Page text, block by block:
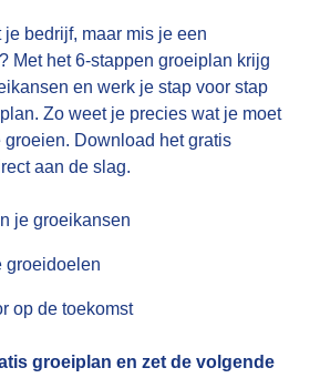
bedrijf, maar mis je een
Met het 6-stappen groeiplan krijg
en werk je stap voor stap
Zo weet je precies wat je moet
groeien. Download het gratis
aan de slag.
je groeikansen
groeidoelen
op de toekomst
groeiplan en zet de volgende